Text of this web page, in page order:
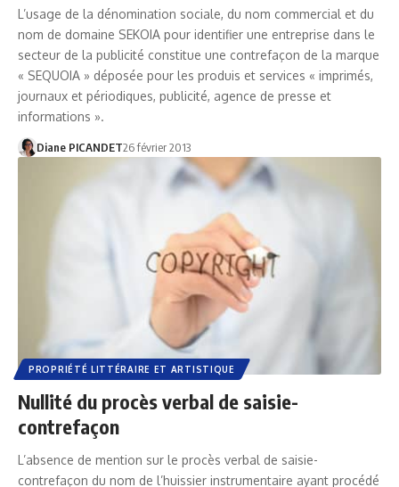
L’usage de la dénomination sociale, du nom commercial et du
nom de domaine SEKOIA pour identifier une entreprise dans le
secteur de la publicité constitue une contrefaçon de la marque
« SEQUOIA » déposée pour les produis et services « imprimés,
journaux et périodiques, publicité, agence de presse et
informations ».
Diane PICANDET26 février 2013
PROPRIÉTÉ LITTÉRAIRE ET ARTISTIQUE
Nullité du procès verbal de saisie-
contrefaçon
L’absence de mention sur le procès verbal de saisie-
contrefaçon du nom de l’huissier instrumentaire ayant procédé